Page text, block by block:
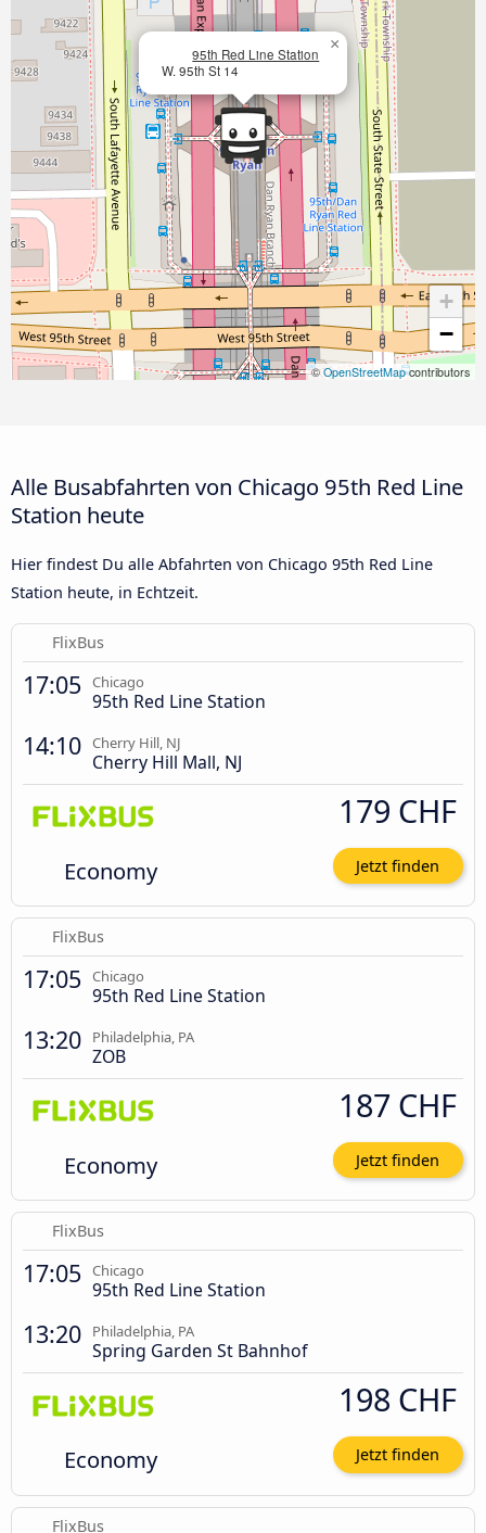
95th Red Line Station
W. 95th St 14
×
+
−
©OpenStreetMapcontributors
Alle Busabfahrten von Chicago 95th Red Line
Station heute
Hier findest Du alle Abfahrten von Chicago 95th Red Line
Station heute, in Echtzeit.
FlixBus
17:05 Chicago
95th Red Line Station
14:10 Cherry Hill, NJ
Cherry Hill Mall, NJ
Economy
179 CHF
Jetzt finden
FlixBus
17:05 Chicago
95th Red Line Station
13:20 Philadelphia, PA
ZOB
Economy
187 CHF
Jetzt finden
FlixBus
17:05 Chicago
95th Red Line Station
13:20 Philadelphia, PA
Spring Garden St Bahnhof
Economy
198 CHF
Jetzt finden
FlixBus